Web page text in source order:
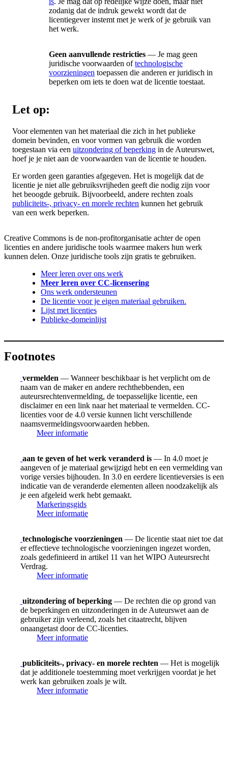
zodanig dat de indruk gewekt wordt dat de
licentiegever instemt met je werk of je gebruik van
het werk.
Geen aanvullende restricties — Je mag geen
juridische voorwaarden oftechnologische
voorzieningen toepassen die anderen er juridisch in
beperken om iets te doen wat de licentie toestaat.
Let op:
Voor elementen van het materiaal die zich in het publieke
domein bevinden, en voor vormen van gebruik die worden
toegestaan via een uitzondering of beperking in de Auteurswet,
hoef je je niet aan de voorwaarden van de licentie te houden.
Er worden geen garanties afgegeven. Het is mogelijk dat de
licentie je niet alle gebruiksvrijheden geeft die nodig zijn voor
het beoogde gebruik. Bijvoorbeeld, andere rechten zoals
publiciteits-, privacy- en morele rechten kunnen het gebruik
van een werk beperken.
Creative Commons is de non-profitorganisatie achter de open
licenties en andere juridische tools waarmee makers hun werk
kunnen delen. Onze juridische tools zijn gratis te gebruiken.
Meer leren over ons werk
Meer leren over CC-licensering
Ons werk ondersteunen
De licentie voor je eigen materiaal gebruiken.
Lijst met licenties
Publieke-domeinlijst
Footnotes
vermelden — Wanneer beschikbaar is het verplicht om de
naam van de maker en andere rechthebbenden, een
auteursrechtenvermelding, de toepasselijke licentie, een
disclaimer en een link naar het materiaal te vermelden. CC-
licenties voor de 4.0 versie kunnen licht verschillende
naamsvermeldingsvoorwaarden hebben.
Meer informatie
aan te geven of het werk veranderd is — In 4.0 moet je
aangeven of je materiaal gewijzigd hebt en een vermelding van
vorige versies bijhouden. In 3.0 en eerdere licentieversies is een
indicatie van de veranderde elementen alleen noodzakelijk als
je een afgeleid werk hebt gemaakt.
Markeringsgids
Meer informatie
technologische voorzieningen — De licentie staat niet toe dat
er effectieve technologische voorzieningen ingezet worden,
zoals gedefinieerd in artikel 11 van het WIPO Auteursrecht
Verdrag.
Meer informatie
uitzondering of beperking — De rechten die op grond van
de beperkingen en uitzonderingen in de Auteurswet aan de
gebruiker zijn verleend, zoals het citaatrecht, blijven
onaangetast door de CC-licenties.
Meer informatie
publiciteits-, privacy- en morele rechten — Het is mogelijk
dat je additionele toestemming moet verkrijgen voordat je het
werk kan gebruiken zoals je wilt.
Meer informatie